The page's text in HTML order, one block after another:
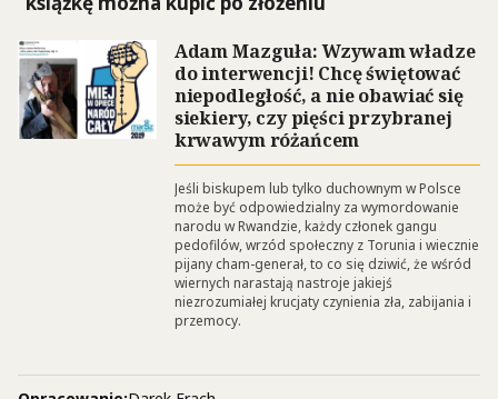
Adam Mazguła: Wzywam władze
do interwencji! Chcę świętować
niepodległość, a nie obawiać się
siekiery, czy pięści przybranej
krwawym różańcem
Jeśli biskupem lub tylko duchownym w Polsce
może być odpowiedzialny za wymordowanie
narodu w Rwandzie, każdy członek gangu
pedofilów, wrzód społeczny z Torunia i wiecznie
pijany cham-generał, to co się dziwić, że wśród
wiernych narastają nastroje jakiejś
niezrozumiałej krucjaty czynienia zła, zabijania i
przemocy.